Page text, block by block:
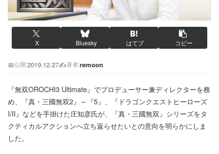
X Bluesky はてブ コピー
📅公開:2019.12.27✍️著者:remoon
『無双OROCHI3 Ultimate』でプロデューサー兼ディレクターを務
め、『真・三國無双2』～『5』、『ドラゴンクエストヒーローズ
I/II』などを手掛けた庄知彦氏が、『真・三國無双』シリーズをタ
クティカルアクションへ立ち返らせたいとの意向を明らかにしま
した。